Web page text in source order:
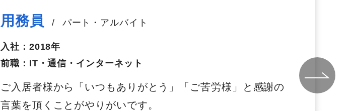
用務員 / パート・アルバイト
入社： 2018年
前職： IT・通信・インターネット
ご入居者様から「いつもありがとう」「ご苦労様」と感謝の
言葉を頂くことがやりがいです。